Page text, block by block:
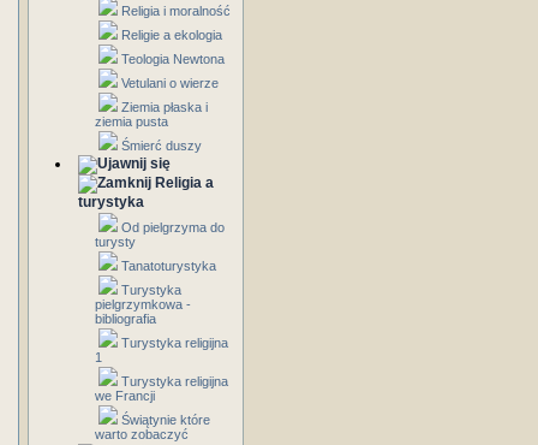
Religia i moralność
Religie a ekologia
Teologia Newtona
Vetulani o wierze
Ziemia płaska i
ziemia pusta
Śmierć duszy
Religia a
turystyka
Od pielgrzyma do
turysty
Tanatoturystyka
Turystyka
pielgrzymkowa -
bibliografia
Turystyka religijna
1
Turystyka religijna
we Francji
Świątynie które
warto zobaczyć